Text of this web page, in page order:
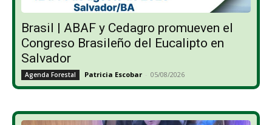
Brasil | ABAF y Cedagro promueven el
Congreso Brasileño del Eucalipto en
Salvador
Agenda Forestal Patricia Escobar - 05/08/2026